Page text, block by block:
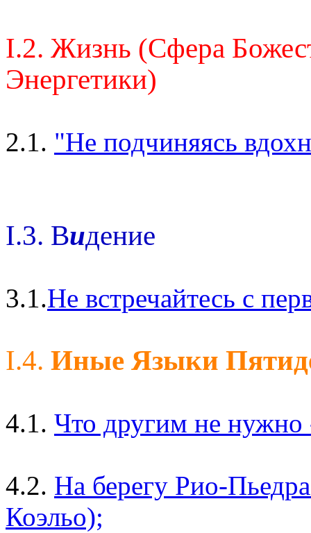
I.2. Жизнь (Сфера
Энергетики)
2.1. "Не подчиняясь
I.3. Видение
3.1.Не встречайтесь с
I.4. Иные Языки
4.1. Что другим не
4.2. На берегу Рио-
Коэльо);